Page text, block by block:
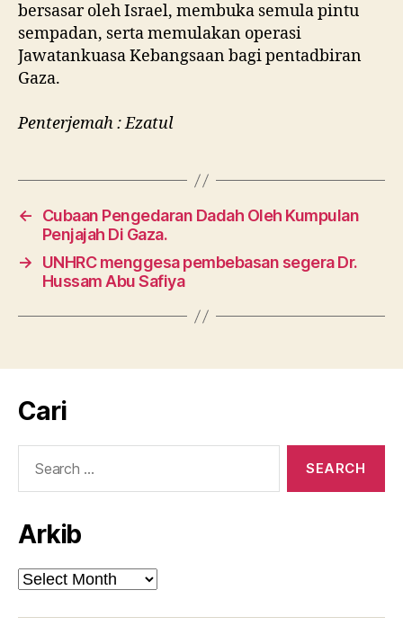
bersasar oleh Israel, membuka semula pintu
sempadan, serta memulakan operasi
Jawatankuasa Kebangsaan bagi pentadbiran
Gaza.
Penterjemah : Ezatul
←
Cubaan Pengedaran Dadah Oleh Kumpulan
Penjajah Di Gaza.
→
UNHRC menggesa pembebasan segera Dr.
Hussam Abu Safiya
Cari
Arkib
Arkib